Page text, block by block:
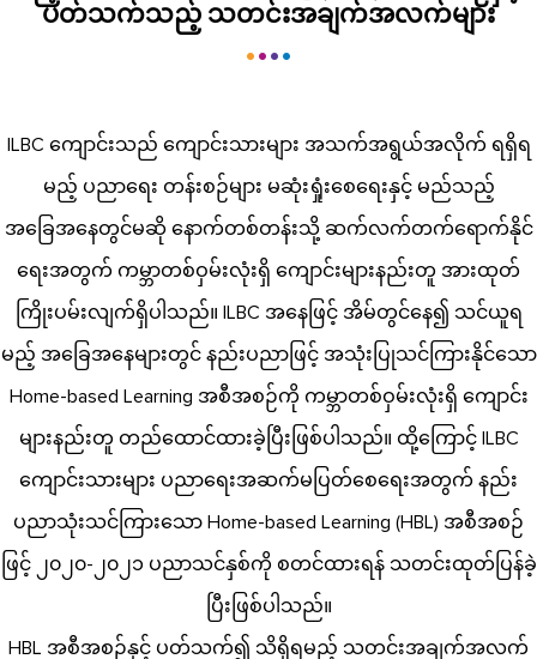
ပတ်သက်သည့် သတင်းအချက်အလက်များ
ILBC ကျောင်းသည် ကျောင်းသားများ အသက်အရွယ်အလိုက် ရရှိရ
မည့် ပညာရေး တန်းစဉ်များ မဆုံးရှုံးစေရေးနှင့် မည်သည့်
အခြေအနေတွင်မဆို နောက်တစ်တန်းသို့ ဆက်လက်တက်ရောက်နိုင်
ရေးအတွက် ကမ္ဘာတစ်ဝှမ်းလုံးရှိ ကျောင်းများနည်းတူ အားထုတ်
ကြိုးပမ်းလျက်ရှိပါသည်။ ILBC အနေဖြင့် အိမ်တွင်နေ၍ သင်ယူရ
မည့် အခြေအနေများတွင် နည်းပညာဖြင့် အသုံးပြုသင်ကြားနိုင်သော
Home-based Learning အစီအစဉ်ကို ကမ္ဘာတစ်ဝှမ်းလုံးရှိ ကျောင်း
များနည်းတူ တည်ထောင်ထားခဲ့ပြီးဖြစ်ပါသည်။ ထို့ကြောင့် ILBC
ကျောင်းသားများ ပညာရေးအဆက်မပြတ်စေရေးအတွက် နည်း
ပညာသုံးသင်ကြားသော Home-based Learning (HBL) အစီအစဉ်
ဖြင့် ၂၀၂၀-၂၀၂၁ ပညာသင်နှစ်ကို စတင်ထားရန် သတင်းထုတ်ပြန်ခဲ့
ပြီးဖြစ်ပါသည်။
HBL အစီအစဉ်နှင့် ပတ်သက်၍ သိရှိရမည့် သတင်းအချက်အလက်